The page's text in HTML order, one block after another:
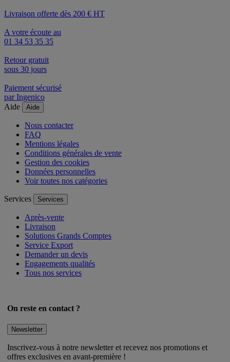
Livraison offerte dès 200 € HT
A votre écoute au
01 34 53 35 35
Retour gratuit
sous 30 jours
Paiement sécurisé
par Ingenico
Aide
Aide
Nous contacter
FAQ
Mentions légales
Conditions générales de vente
Gestion des cookies
Données personnelles
Voir toutes nos catégories
Services Services
Après-vente
Livraison
Solutions Grands Comptes
Service Export
Demander un devis
Engagements qualités
Tous nos services
On reste en contact ?
Newsletter
Inscrivez-vous à notre newsletter et recevez nos promotions et
offres exclusives en avant-première !